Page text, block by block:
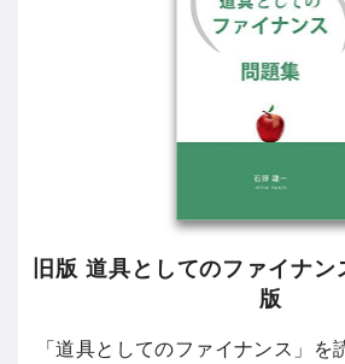
旧版 道具としてのファイナ
版
「道具としてのファイナンス」を